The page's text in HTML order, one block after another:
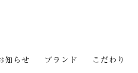
知らせ ブランド こだわり